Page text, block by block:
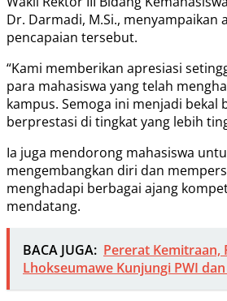
Dr. Darmadi, M.Si., menyampaikan
pencapaian tersebut.
“Kami memberikan apresiasi
para mahasiswa yang telah
kampus. Semoga ini menjadi
berprestasi di tingkat yang lebih
Ia juga mendorong mahasiswa
mengembangkan diri dan
menghadapi berbagai ajang
mendatang.
BACA JUGA: Pererat Kemitraan,
Lhokseumawe Kunjungi PWI dan